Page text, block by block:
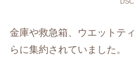
金庫や救急箱、ウエットテ
らに集約されていました。